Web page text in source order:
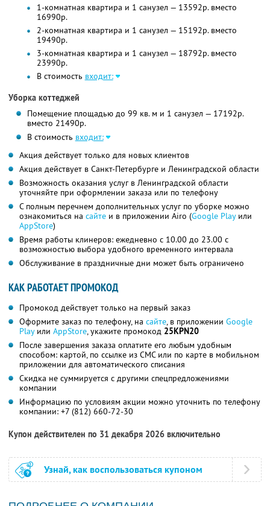
1-комнатная квартира и 1 санузел — 13592р. вместо
16990p.
2-комнатная квартира и 1 санузел — 15192р. вместо
19490р.
3-комнатная квартира и 1 санузел — 18792р. вместо
23990р.
В стоимость входит:
Уборка коттеджей
Помещение площадью до 99 кв. м и 1 санузел — 17192р.
вместо 21490p.
В стоимость входит:
Акция действует только для новых клиентов
Акция действует в Санкт-Петербурге и Ленинградской области
Возможность оказания услуг в Ленинградской области
уточняйте при оформлении заказа или по телефону
С полным перечнем дополнительных услуг по уборке можно
ознакомиться на сайте и в приложении Airo (Google Playили
AppStore)
Время работы клинеров: ежедневно с 10.00 до 23.00 с
возможностью выбора удобного временного интервала
Обслуживание в праздничные дни может быть ограничено
КАК РАБОТАЕТ ПРОМОКОД
Промокод действует только на первый заказ
Оформите заказ по телефону, на сайте, в приложении Google
Playили AppStore, укажите промокод 25KPN20
После завершения заказа оплатите его любым удобным
способом: картой, по ссылке из СМС или по карте в мобильном
приложении для автоматического списания
Скидка не суммируется с другими спецпредложениями
компании
Информацию по условиям акции можно уточнить по телефону
компании: +7 (812) 660-72-30
Купон действителен по 31 декабря 2026 включительно
Узнай, как воспользоваться купоном